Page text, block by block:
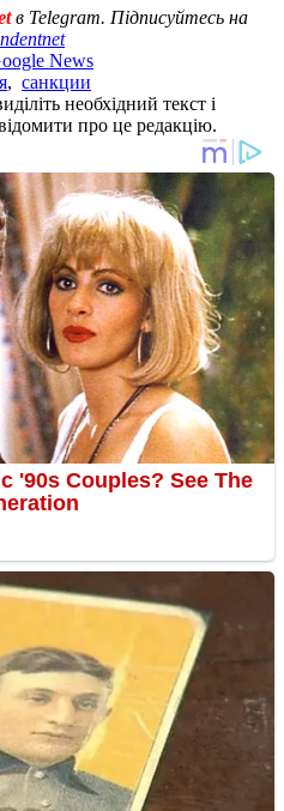
в Telegram. Підписуйтесь на
News
, санкции
необхідний текст і
про це редакцію.